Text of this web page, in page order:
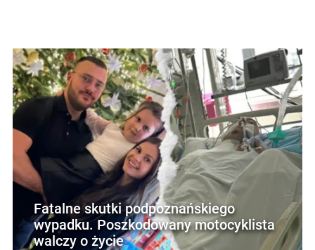
Fatalne skutki podpoznańskiego
wypadku. Poszkodowany motocyklista
walczy o życie